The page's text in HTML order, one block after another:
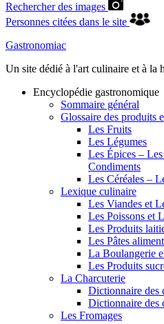
Rechercher des images
Personnes citées dans le site
Gastronomiac
Un site dédié à l'art culinaire et à la
Encyclopédie gastronomique
Sommaire général
Glossaire des produits
Les Fruits
Les Légumes
Les Épices –
Condiments
Les Céréales –
Lexique culinaire
Les Viandes et
Les Poissons et
Les Produits
Les Pâtes
La Boulangerie
Les Produits
La Charcuterie
Dictionnaire des
Dictionnaire des
Les Fromages